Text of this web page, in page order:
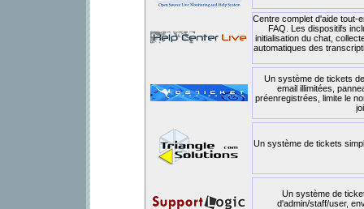
Centre complet d'aide tout-
FAQ. Les dispositifs
initialisation du chat,
automatiques des
Un système de tickets
email illimitées,
préenregistrées, limite le
Un système de tickets
Un système de
d'admin/staff/user,